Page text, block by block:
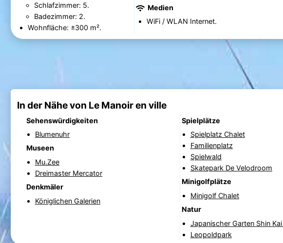
Schlafzimmer: 5.
Badezimmer: 2.
Wohnfläche: ±300 m².
Medien
WiFi / WLAN Internet.
In der Nähe von Le Manoir en ville
Sehenswürdigkeiten
Blumenuhr
Museen
Mu.Zee
Dreimaster Mercator
Denkmäler
Königlichen Galerien
Spielplätze
Spielplatz Chalet
Familienplatz
Spielwald
Skatepark De Velodroom
Minigolfplätze
Minigolf Chalet
Natur
Japanischer Garten Shin Kai
Leopoldpark